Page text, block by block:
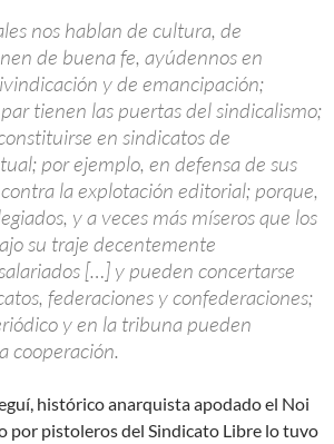
nos hablan de cultura, de
de buena fe, ayúdennos en
y de emancipación;
tienen las puertas del sindicalismo;
en sindicatos de
por ejemplo, en defensa de sus
la explotación editorial; porque,
y a veces más míseros que los
su traje decentemente
[…] y pueden concertarse
federaciones y confederaciones;
y en la tribuna pueden
cooperación.
histórico anarquista apodado el Noi
por pistoleros del Sindicato Libre lo tuvo